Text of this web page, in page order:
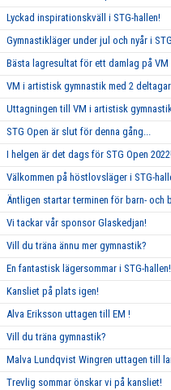
Lyckad inspirationskväll i STG-hallen!
Gymnastikläger under jul och nyår i
Bästa lagresultat för ett damlag på VM
VM i artistisk gymnastik med 2
Uttagningen till VM i artistisk
STG Open är slut för denna gång...
I helgen är det dags för STG Open 2022!
Välkommen på höstlovsläger i STG-
Äntligen startar terminen för barn- och
Vi tackar vår sponsor Glaskedjan!
Vill du träna ännu mer gymnastik?
En fantastisk lägersommar i STG-hallen!
Kansliet på plats igen!
Alva Eriksson uttagen till EM !
Vill du träna gymnastik?
Malva Lundqvist Wingren uttagen till
Trevlig sommar önskar vi på kansliet!